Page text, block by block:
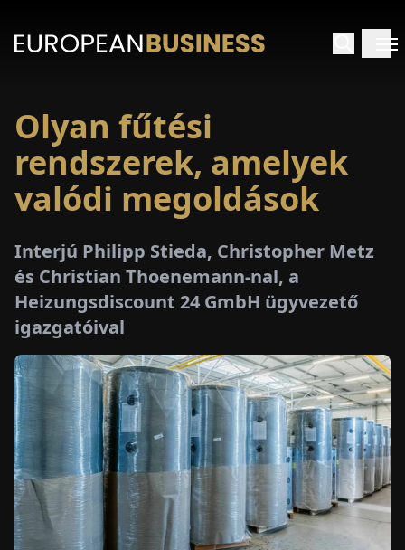
E-
PAPÍR
HÍREK
Olyan fűtési
rendszerek, amelyek
valódi megoldások
Interjú Philipp Stieda, Christopher Metz
és Christian Thoenemann-nal, a
Heizungsdiscount 24 GmbH ügyvezető
igazgatóival